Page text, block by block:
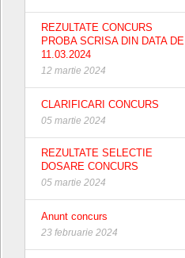
REZULTATE CONCURS
PROBA SCRISA DIN DATA DE
11.03.2024
12 martie 2024
CLARIFICARI CONCURS
05 martie 2024
REZULTATE SELECTIE
DOSARE CONCURS
05 martie 2024
Anunt concurs
23 februarie 2024